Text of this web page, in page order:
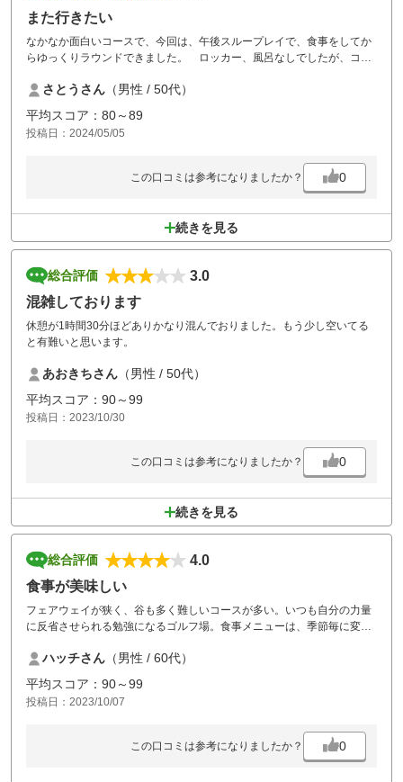
また行きたい
なかなか面白いコースで、今回は、午後スループレイで、食事をしてか
らゆっくりラウンドできました。 ロッカー、風呂なしでしたが、コス
さとうさん （男性 / 50代）
平均スコア：80～89
投稿日：2024/05/05
この口コミは参考になりましたか？ 0
続きを見る
総合評価
3.0
混雑しております
休憩が1時間30分ほどありかなり混んでおりました。もう少し空いてる
と有難いと思います。
あおきちさん （男性 / 50代）
平均スコア：90～99
投稿日：2023/10/30
この口コミは参考になりましたか？ 0
続きを見る
総合評価
4.0
食事が美味しい
フェアウェイが狭く、谷も多く難しいコースが多い。いつも自分の力量
に反省させられる勉強になるゴルフ場。食事メニューは、季節毎に変わ
い。石川ゴルフ場は、食事も楽しみなゴルフ場です。
ハッチさん （男性 / 60代）
平均スコア：90～99
投稿日：2023/10/07
この口コミは参考になりましたか？ 0